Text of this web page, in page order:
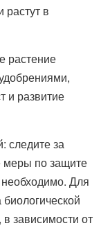
в
растение
и развитие
следите за
меры по защите
Для
зависимости от